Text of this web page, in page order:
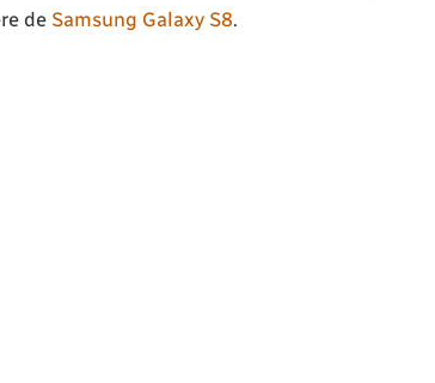
de Samsung Galaxy S8.